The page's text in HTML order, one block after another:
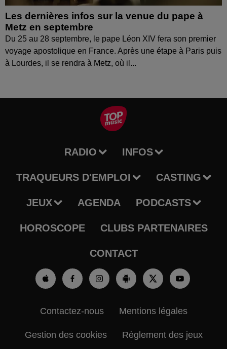
Les dernières infos sur la venue du pape à
Metz en septembre
Du 25 au 28 septembre, le pape Léon XIV fera son premier
voyage apostolique en France. Après une étape à Paris puis
à Lourdes, il se rendra à Metz, où il...
RADIO INFOS
TRAQUEURS D'EMPLOI CASTING
JEUX AGENDA PODCASTS
HOROSCOPE CLUBS PARTENAIRES
CONTACT
Contactez-nous Mentions légales
Gestion des cookies Règlement des jeux